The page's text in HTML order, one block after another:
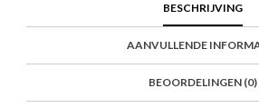
BESCHRIJVING
AANVULLENDE
BEOORDELINGEN (0)